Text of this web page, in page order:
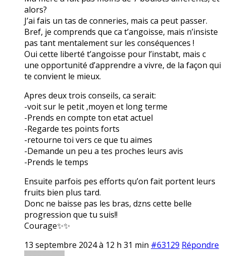
alors?
J’ai fais un tas de conneries, mais ca peut passer.
Bref, je comprends que ca t’angoisse, mais n’insiste
pas tant mentalement sur les conséquences !
Oui cette liberté t’angoisse pour l’instabt, mais c
une opportunité d’apprendre a vivre, de la façon qui
te convient le mieux.
Apres deux trois conseils, ca serait:
-voit sur le petit ,moyen et long terme
-Prends en compte ton etat actuel
-Regarde tes points forts
-retourne toi vers ce que tu aimes
-Demande un peu a tes proches leurs avis
-Prends le temps
Ensuite parfois pes efforts qu’on fait portent leurs
fruits bien plus tard.
Donc ne baisse pas les bras, dzns cette belle
progression que tu suis!!
Courage✨✨
13 septembre 2024 à 12 h 31 min #63129 Répondre